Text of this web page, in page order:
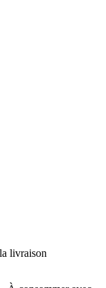
livraison